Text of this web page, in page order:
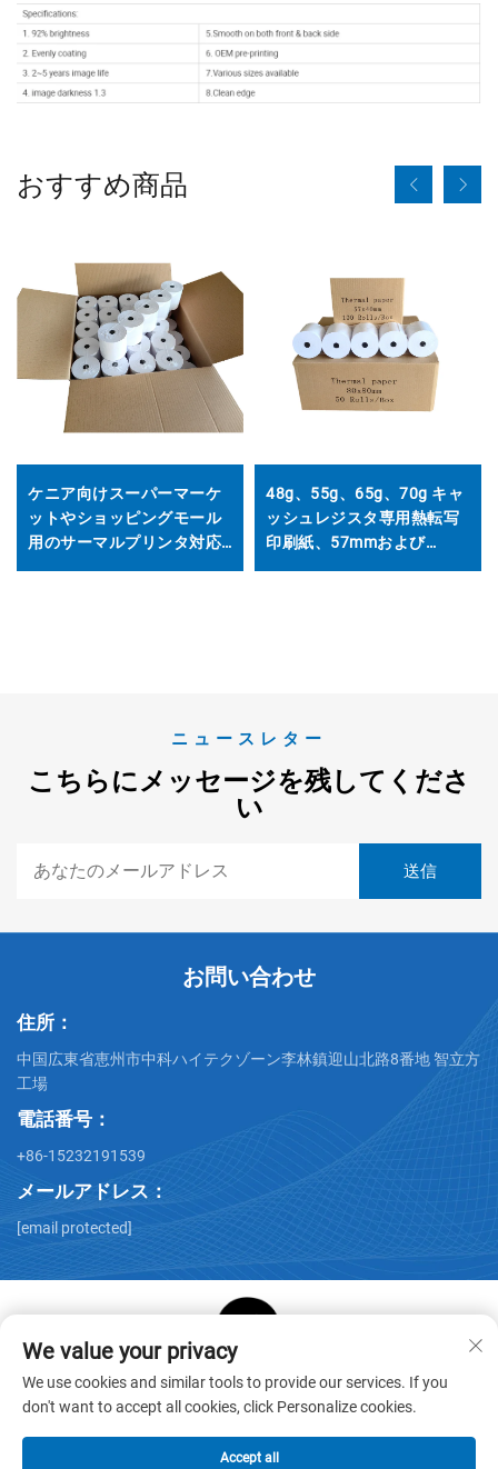
おすすめ商品
ケニア向けスーパーマーケ
ットやショッピングモール
用のサーマルプリンタ対応
48g、55g、65g、70g キャ
ッシュレジスタ専用熱転写
印刷紙、57mmおよび
80mm対応
ニュースレター
こちらにメッセージを残してくださ
い
お問い合わせ
住所：
中国広東省恵州市中科ハイテクゾーン李林鎮迎山北路8番地 智立方
工場
電話番号：
+86-15232191539
メールアドレス：
[email protected]
Copyright © Huizhou Star Cube Paper Products Co., LTD. All
Rights Reserved -プライバシーポリシー-ブログ
We value your privacy
We use cookies and similar tools to provide our services. If you
don't want to accept all cookies, click Personalize cookies.
Accept all